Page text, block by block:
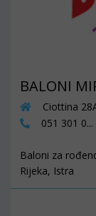
BALONI
Ciottina
051 301 0...
Baloni za
Rijeka, Istra